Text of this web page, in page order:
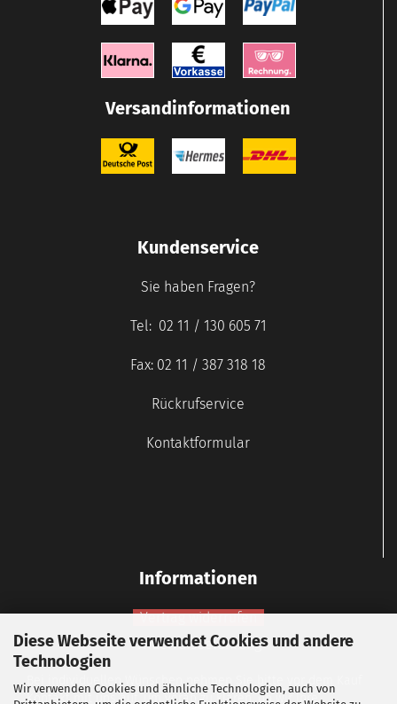
Diese Webseite verwendet Cookies und andere
Technologien
Wir verwenden Cookies und ähnliche Technologien, auch von
Versandinformationen
Kundenservice
Sie haben Fragen?
Tel: 02 11 / 130 605 71
Fax: 02 11 / 387 318 18
Rückrufservice
Kontaktformular
Informationen
Vertrag widerrufen
Widerrufsbelehrung
Bei individuellen Wünschen nehmen Sie bitte vor dem Kauf
Kontakt mit uns auf, um vorab zu klären, ob wir Ihre